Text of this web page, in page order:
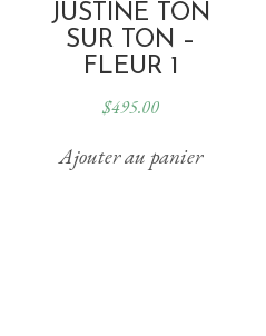
JUSTINE TON
SUR TON –
FLEUR 1
$495.00
Ajouter au panier